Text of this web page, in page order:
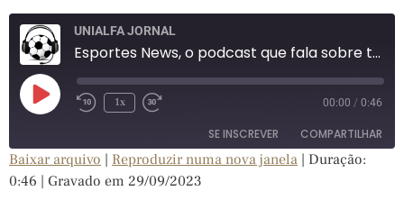
UNIALFA JORNAL
Esportes News, o podcast que fala sobre todos os esportes!
1x 00:00 / 0:46
SE INSCREVER COMPARTILHAR
COMPARTILHAR
Baixar arquivo | Reproduzir numa nova janela | Duração:
0:46 | Gravado em 29/09/2023